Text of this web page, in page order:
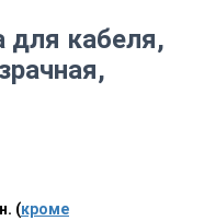
для кабеля,
(кроме